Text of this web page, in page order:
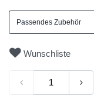
Passendes Zubehör
Wunschliste